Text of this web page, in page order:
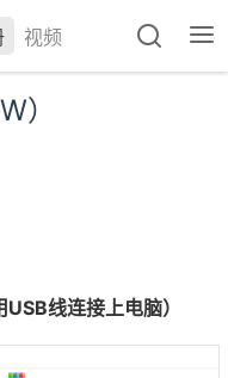
视频
）
线连接上电脑）